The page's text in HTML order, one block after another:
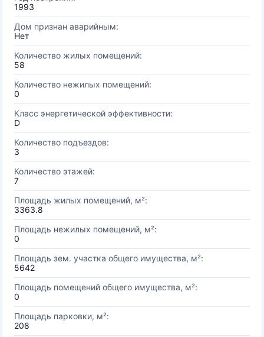
1993
Дом признан аварийным:
Нет
Количество жилых помещений:
58
Количество нежилых помещений:
0
Класс энергетической эффективности:
D
Количество подъездов:
3
Количество этажей:
7
Площадь жилых помещений, м²:
3363.8
Площадь нежилых помещений, м²:
0
Площадь зем. участка общего имущества, м²:
5642
Площадь помещений общего имущества, м²:
0
Площадь парковки, м²:
208